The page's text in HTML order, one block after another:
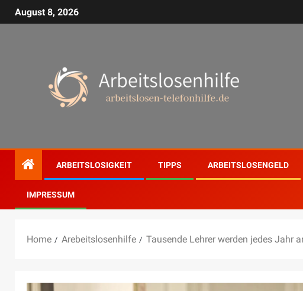
August 8, 2026
ARBEITSLOSIGKEIT TIPPS ARBEITSLOSENGELD
IMPRESSUM
Home Arebeitslosenhilfe Tausende Lehrer werden jedes Jahr